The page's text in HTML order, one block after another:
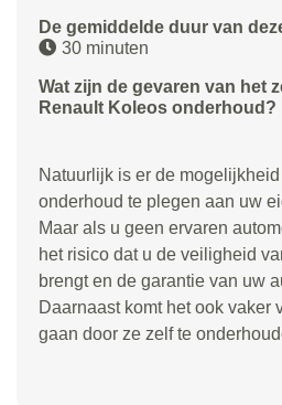
De gemiddelde duur van
30 minuten
Wat zijn de gevaren van het
Renault Koleos onderhoud?
Natuurlijk is er de
onderhoud te plegen aan uw
Maar als u geen ervaren
het risico dat u de veiligheid
brengt en de garantie van uw
Daarnaast komt het ook vaker
gaan door ze zelf te